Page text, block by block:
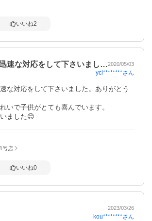
いいね2
速な対応をして下さいまし…2020/05/03
ycl********さん
な対応をして下さいました。ありがとう
いで子供がとても喜んでいます。
ました😊
号店
いいね0
2023/03/26
kou********さん